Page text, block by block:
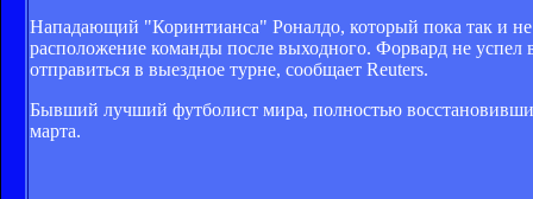
Нападающий "Коринтианса" Роналдо, который пока так и
расположение команды после выходного. Форвард не успел
отправиться в выездное турне, сообщает Reuters.
Бывший лучший футболист мира, полностью
марта.